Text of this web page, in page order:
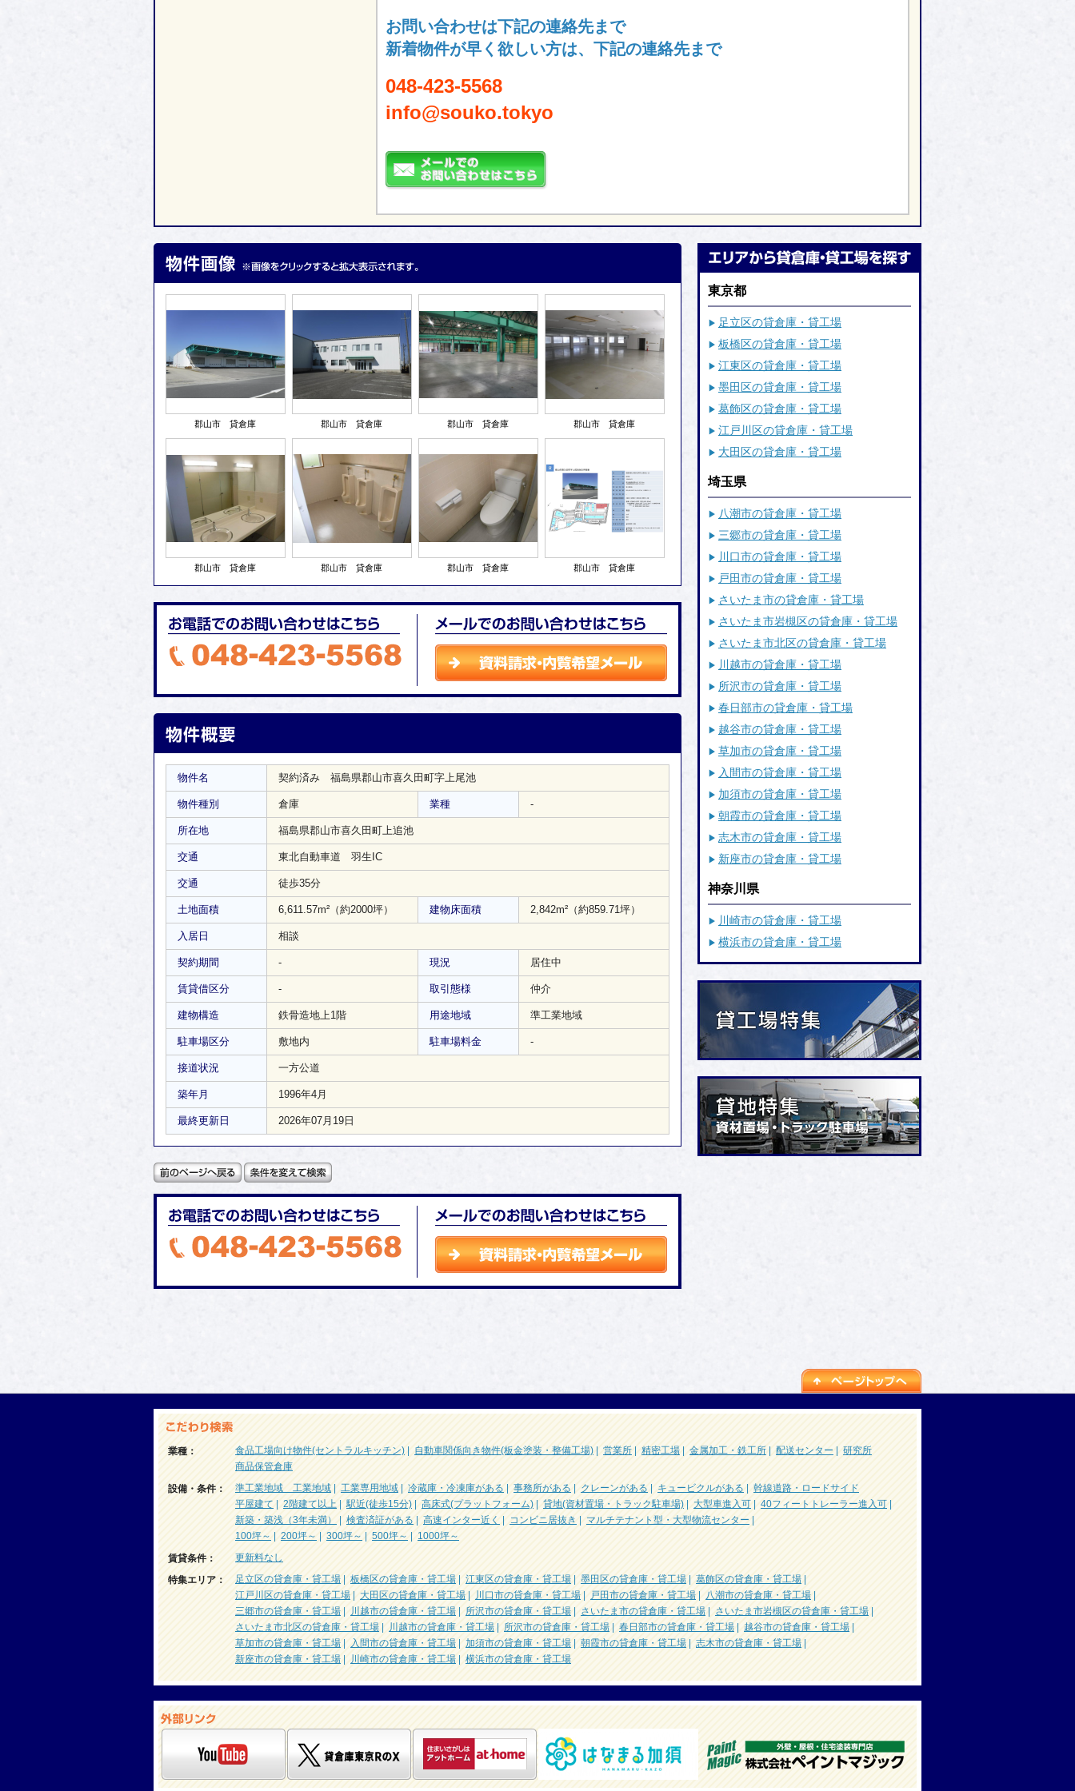
お問い合わせは下記の連絡先まで
新着物件が早く欲しい方は、下記の連絡先まで
048-423-5568
info@souko.tokyo
郡山市 貸倉庫 郡山市 貸倉庫 郡山市 貸倉庫 郡山市 貸倉庫
郡山市 貸倉庫 郡山市 貸倉庫 郡山市 貸倉庫 郡山市 貸倉庫
物件名 契約済み 福島県郡山市喜久田町字上尾池
物件種別 倉庫 業種 -
所在地 福島県郡山市喜久田町上追池
交通 東北自動車道 羽生IC
交通 徒歩35分
土地面積 6,611.57m² （約2000坪） 建物床面積 2,842m² （約859.71坪）
入居日 相談
契約期間 - 現況 居住中
賃貸借区分 - 取引態様 仲介
建物構造 鉄骨造地上1階 用途地域 準工業地域
駐車場区分 敷地内 駐車場料金 -
接道状況 一方公道
築年月 1996年4月
最終更新日 2026年07月19日
東京都
足立区の貸倉庫・貸工場
板橋区の貸倉庫・貸工場
江東区の貸倉庫・貸工場
墨田区の貸倉庫・貸工場
葛飾区の貸倉庫・貸工場
江戸川区の貸倉庫・貸工場
大田区の貸倉庫・貸工場
埼玉県
八潮市の貸倉庫・貸工場
三郷市の貸倉庫・貸工場
川口市の貸倉庫・貸工場
戸田市の貸倉庫・貸工場
さいたま市の貸倉庫・貸工場
さいたま市岩槻区の貸倉庫・貸工場
さいたま市北区の貸倉庫・貸工場
川越市の貸倉庫・貸工場
所沢市の貸倉庫・貸工場
春日部市の貸倉庫・貸工場
越谷市の貸倉庫・貸工場
草加市の貸倉庫・貸工場
入間市の貸倉庫・貸工場
加須市の貸倉庫・貸工場
朝霞市の貸倉庫・貸工場
志木市の貸倉庫・貸工場
新座市の貸倉庫・貸工場
神奈川県
川崎市の貸倉庫・貸工場
横浜市の貸倉庫・貸工場
業種： 食品工場向け物件(セントラルキッチン) 自動車関係向き物件(板金塗装・整備工場) 営業所 精密工場 金属加工・鉄工所 配送センター
研究所
商品保管倉庫
設備・条件：
準工業地域 工業地域 工業専用地域 冷蔵庫・冷凍庫がある 事務所がある クレーンがある キュービクルがある
幹線道路・ロードサイド
平屋建て
2階建て以上 |駅近(徒歩15分) 高床式(プラットフォーム) 貸地(資材置場・トラック駐車場) 大型車進入可 40フィートトレーラー進入可
新築・築浅（3年未満）
検査済証がある 高速インター近く コンビニ居抜き マルチテナント型・大型物流センター
100坪～
200坪～ 300坪～ 500坪～
1000坪～
賃貸条件：
更新料なし
特集エリア：
足立区の貸倉庫・貸工場 板橋区の貸倉庫・貸工場 江東区の貸倉庫・貸工場 墨田区の貸倉庫・貸工場 葛飾区の貸倉庫・貸工場
江戸川区の貸倉庫・貸工場
大田区の貸倉庫・貸工場 川口市の貸倉庫・貸工場 戸田市の貸倉庫・貸工場 八潮市の貸倉庫・貸工場
三郷市の貸倉庫・貸工場
川越市の貸倉庫・貸工場 所沢市の貸倉庫・貸工場 さいたま市の貸倉庫・貸工場 さいたま市岩槻区の貸倉庫・貸工場
さいたま市北区の貸倉庫・貸工場
川越市の貸倉庫・貸工場 所沢市の貸倉庫・貸工場 春日部市の貸倉庫・貸工場 越谷市の貸倉庫・貸工場
草加市の貸倉庫・貸工場
入間市の貸倉庫・貸工場 加須市の貸倉庫・貸工場 朝霞市の貸倉庫・貸工場 志木市の貸倉庫・貸工場
新座市の貸倉庫・貸工場
川崎市の貸倉庫・貸工場 横浜市の貸倉庫・貸工場